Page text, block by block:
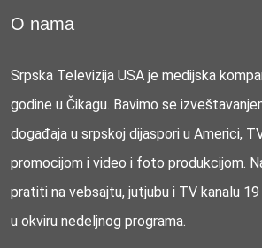
O nama
Srpska Televizija USA je medijska
godine u Čikagu. Bavimo se
događaja u srpskoj dijaspori u Americi,
promocijom i video i foto produkcijom.
pratiti na vebsajtu, jutjubu i TV kanalu
u okviru nedeljnog programa.